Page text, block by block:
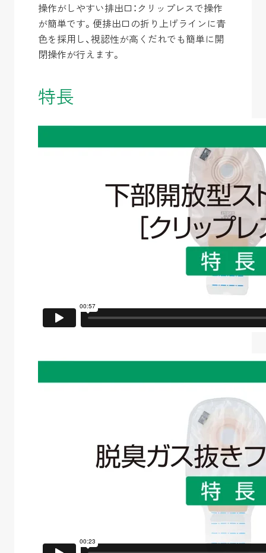
操作がしやすい排出口：クリップレスで操作
が簡単です。便排出口の折り上げラインに青
色を採用し、視認性が高くだれでも簡単に開
閉操作が行えます。
特長